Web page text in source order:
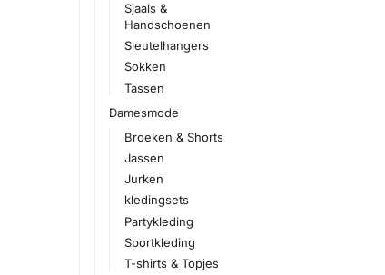
Sjaals &
Handschoenen
Sleutelhangers
Sokken
Tassen
Damesmode
Broeken & Shorts
Jassen
Jurken
kledingsets
Partykleding
Sportkleding
T-shirts & Topjes